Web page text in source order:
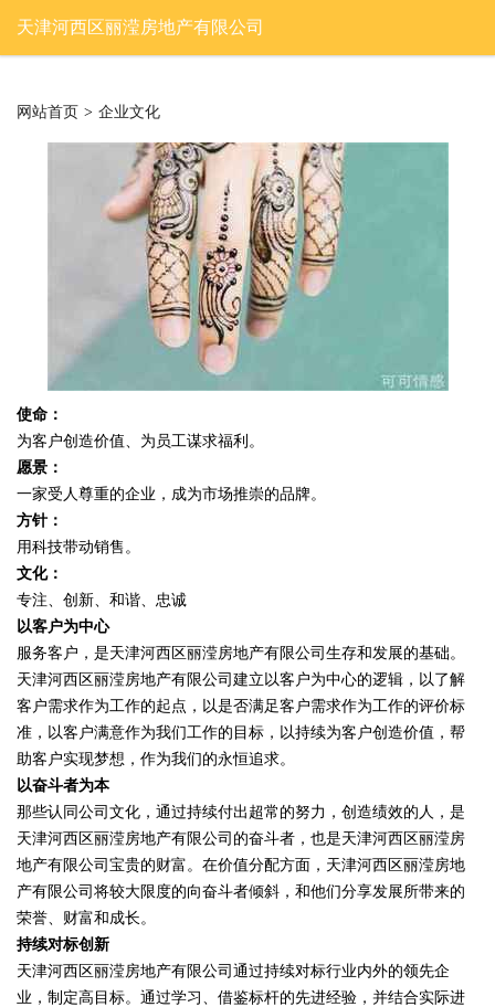
天津河西区丽滢房地产有限公司
网站首页 > 企业文化
使命：
为客户创造价值、为员工谋求福利。
愿景：
一家受人尊重的企业，成为市场推崇的品牌。
方针：
用科技带动销售。
文化：
专注、创新、和谐、忠诚
以客户为中心
服务客户，是天津河西区丽滢房地产有限公司生存和发展的基础。
天津河西区丽滢房地产有限公司建立以客户为中心的逻辑，以了解
客户需求作为工作的起点，以是否满足客户需求作为工作的评价标
准，以客户满意作为我们工作的目标，以持续为客户创造价值，帮
助客户实现梦想，作为我们的永恒追求。
以奋斗者为本
那些认同公司文化，通过持续付出超常的努力，创造绩效的人，是
天津河西区丽滢房地产有限公司的奋斗者，也是天津河西区丽滢房
地产有限公司宝贵的财富。在价值分配方面，天津河西区丽滢房地
产有限公司将较大限度的向奋斗者倾斜，和他们分享发展所带来的
荣誉、财富和成长。
持续对标创新
天津河西区丽滢房地产有限公司通过持续对标行业内外的领先企
业，制定高目标。通过学习、借鉴标杆的先进经验，并结合实际进